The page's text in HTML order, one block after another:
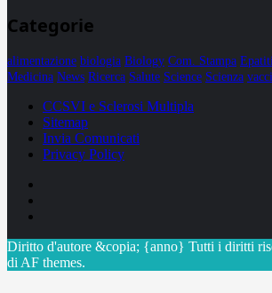
Categorie
alimentazione biologia Biology Com. Stampa Epatiti
Medicina News Ricerca Salute Science Scienza
CCSVI e Sclerosi Multipla
Sitemap
Invia Comunicati
Privacy Policy
Diritto d'autore &copia; {anno} Tutti i diritti
di AF themes.